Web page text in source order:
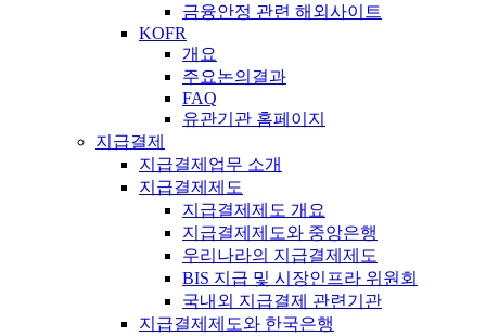
금융안정 관련 해외사이트
KOFR
개요
주요논의결과
FAQ
유관기관 홈페이지
지급결제
지급결제업무 소개
지급결제제도
지급결제제도 개요
지급결제제도와 중앙은행
우리나라의 지급결제제도
BIS 지급 및 시장인프라 위원회
국내외 지급결제 관련기관
지급결제제도와 한국은행